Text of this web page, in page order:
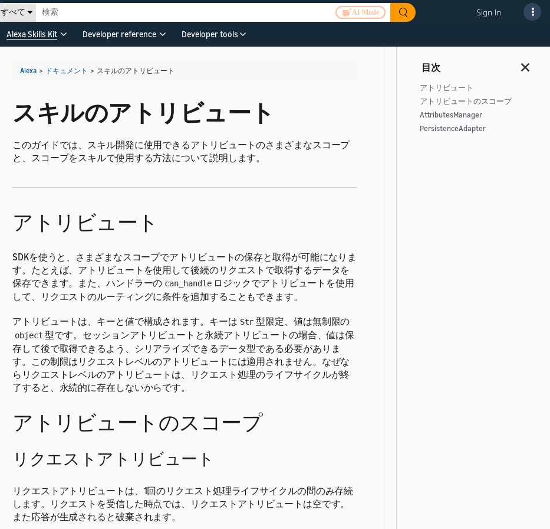
すべて AI Mode Sign In
Alexa Skills Kit Developer reference Developer tools
Alexa > ドキュメント > スキルのアトリビュート
スキルのアトリビュート
このガイドでは、スキル開発に使用できるアトリビュートのさまざまなスコープ
と、スコープをスキルで使用する方法について説明します。
アトリビュート
SDKを使うと、さまざまなスコープでアトリビュートの保存と取得が可能になりま
す。たとえば、アトリビュートを使用して後続のリクエストで取得するデータを
保存できます。また、ハンドラーの can_handle ロジックでアトリビュートを使用
して、リクエストのルーティングに条件を追加することもできます。
アトリビュートは、キーと値で構成されます。キーは Str 型限定、値は無制限の
object 型です。セッションアトリビュートと永続アトリビュートの場合、値は保
存して後で取得できるよう、シリアライズできるデータ型である必要がありま
す。この制限はリクエストレベルのアトリビュートには適用されません。なぜな
らリクエストレベルのアトリビュートは、リクエスト処理のライフサイクルが終
了すると、永続的に存在しないからです。
アトリビュートのスコープ
リクエストアトリビュート
リクエストアトリビュートは、1回のリクエスト処理ライフサイクルの間のみ存続
します。リクエストを受信した時点では、リクエストアトリビュートは空です。
また応答が生成されると破棄されます。
アトリビュート
アトリビュートのスコープ
AttributesManager
PersistenceAdapter